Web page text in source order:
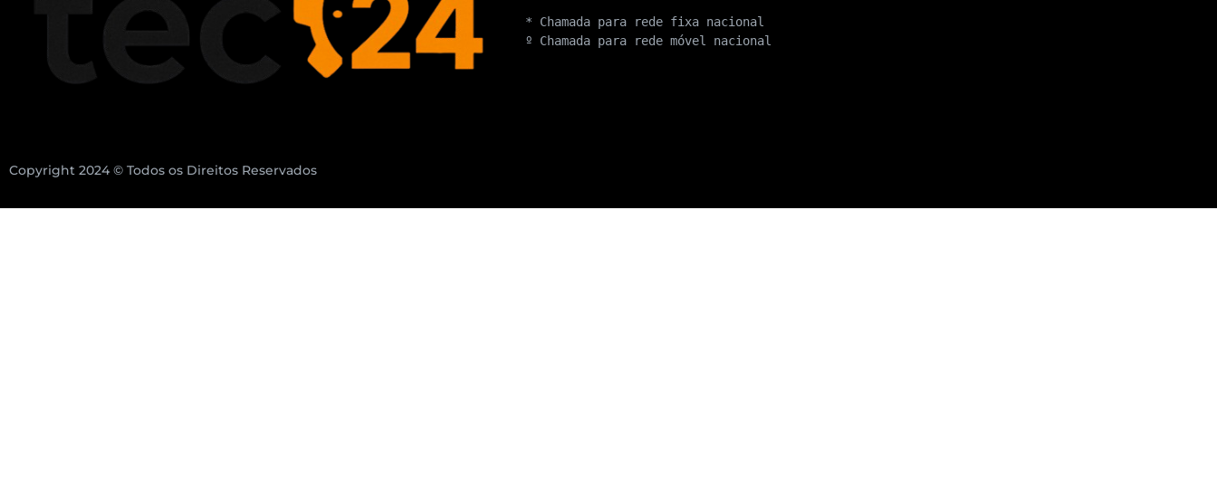
* Chamada para rede fixa nacional
º Chamada para rede móvel nacional
Copyright 2024 © Todos os Direitos Reservados